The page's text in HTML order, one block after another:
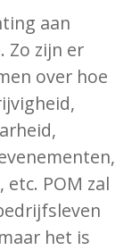
aan
Zo zijn er
over hoe
POM zal
het is